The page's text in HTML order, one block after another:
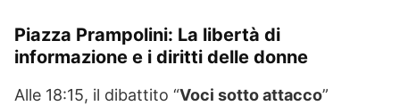
Piazza Prampolini: La libertà di
informazione e i diritti delle donne
Alle 18:15, il dibattito “Voci sotto attacco”